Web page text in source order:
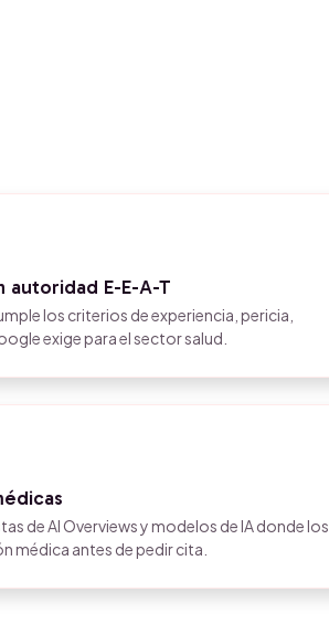
E-E-A-T
los criterios de experiencia, pericia,
exige para el sector salud.
de AI Overviews y modelos de IA donde los
médica antes de pedir cita.